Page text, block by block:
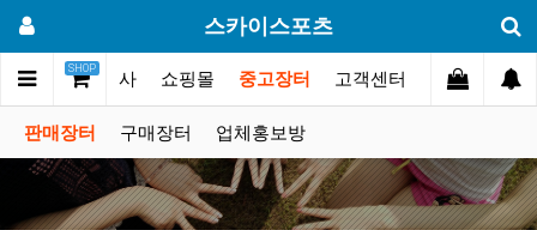
스카이스포츠
SHOP
리 대회.행사 쇼핑몰 중고장터 고객센터
판매장터 구매장터 업체홍보방